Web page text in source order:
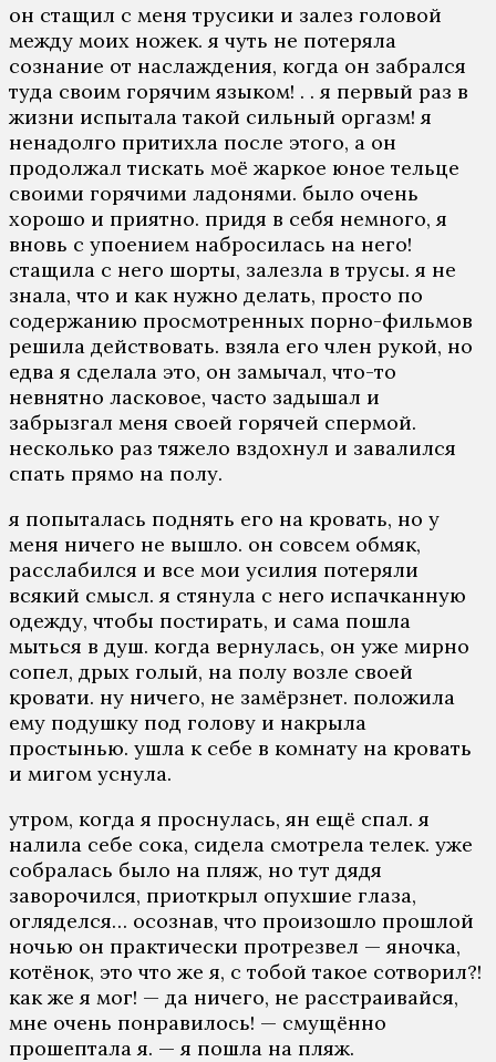
он стащил с меня трусики и залез головой
между моих ножек. я чуть не потеряла
сознание от наслаждения, когда он забрался
туда своим горячим языком! . . я первый раз в
жизни испытала такой сильный оргазм! я
ненадолго притихла после этого, а он
продолжал тискать моё жаркое юное тельце
своими горячими ладонями. было очень
хорошо и приятно. придя в себя немного, я
вновь с упоением набросилась на него!
стащила с него шорты, залезла в трусы. я не
знала, что и как нужно делать, просто по
содержанию просмотренных порно-фильмов
решила действовать. взяла его член рукой, но
едва я сделала это, он замычал, что-то
невнятно ласковое, часто задышал и
забрызгал меня своей горячей спермой.
несколько раз тяжело вздохнул и завалился
спать прямо на полу.
я попыталась поднять его на кровать, но у
меня ничего не вышло. он совсем обмяк,
расслабился и все мои усилия потеряли
всякий смысл. я стянула с него испачканную
одежду, чтобы постирать, и сама пошла
мыться в душ. когда вернулась, он уже мирно
сопел, дрых голый, на полу возле своей
кровати. ну ничего, не замёрзнет. положила
ему подушку под голову и накрыла
простынью. ушла к себе в комнату на кровать
и мигом уснула.
утром, когда я проснулась, ян ещё спал. я
налила себе сока, сидела смотрела телек. уже
собралась было на пляж, но тут дядя
заворочился, приоткрыл опухшие глаза,
огляделся… осознав, что произошло прошлой
ночью он практически протрезвел — яночка,
котёнок, это что же я, с тобой такое сотворил?!
как же я мог! — да ничего, не расстраивайся,
мне очень понравилось! — смущённо
прошептала я. — я пошла на пляж.